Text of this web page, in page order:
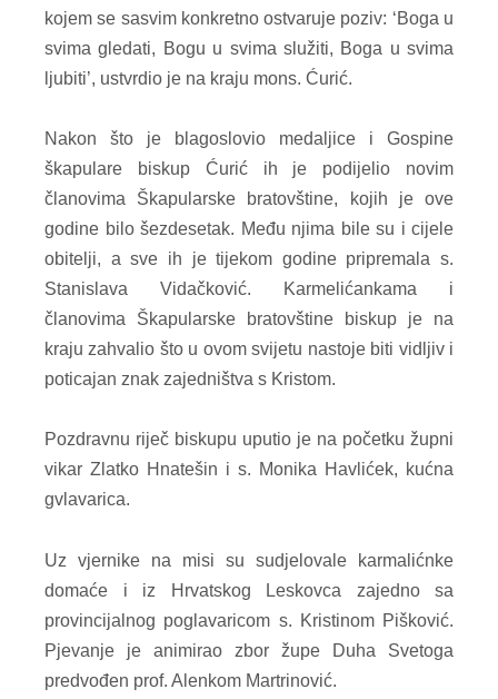
kojem se sasvim konkretno ostvaruje poziv: ‘Boga u
svima gledati, Bogu u svima služiti, Boga u svima
ljubiti’, ustvrdio je na kraju mons. Ćurić.
Nakon što je blagoslovio medaljice i Gospine
škapulare biskup Ćurić ih je podijelio novim
članovima Škapularske bratovštine, kojih je ove
godine bilo šezdesetak. Među njima bile su i cijele
obitelji, a sve ih je tijekom godine pripremala s.
Stanislava Vidačković. Karmelićankama i
članovima Škapularske bratovštine biskup je na
kraju zahvalio što u ovom svijetu nastoje biti vidljiv i
poticajan znak zajedništva s Kristom.
Pozdravnu riječ biskupu uputio je na početku župni
vikar Zlatko Hnatešin i s. Monika Havlićek, kućna
gvlavarica.
Uz vjernike na misi su sudjelovale karmalićnke
domaće i iz Hrvatskog Leskovca zajedno sa
provincijalnog poglavaricom s. Kristinom Pišković.
Pjevanje je animirao zbor župe Duha Svetoga
predvođen prof. Alenkom Martrinović.